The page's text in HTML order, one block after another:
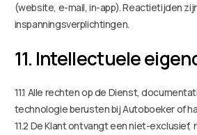
(website, e-mail, in-app). Reactietijden
inspanningsverplichtingen.
11. Intellectuele
11.1 Alle rechten op de Dienst,
technologie berusten bij Autoboeker of
11.2 De Klant ontvangt een niet-